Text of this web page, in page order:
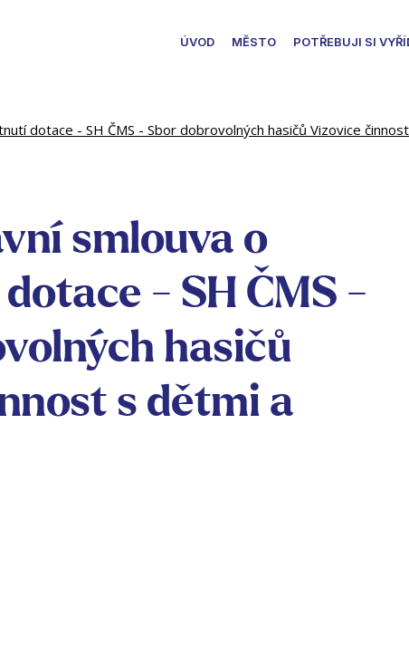
ÚVOD MĚSTO POTŘEBUJI SI
dotace - SH ČMS - Sbor dobrovolných hasičů Vizovice
smlouva o
- SH ČMS -
hasičů
s dětmi a